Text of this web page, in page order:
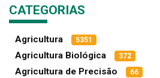
CATEGORIAS
Agricultura 5351
Agricultura Biológica 372
Agricultura de Precisão 66